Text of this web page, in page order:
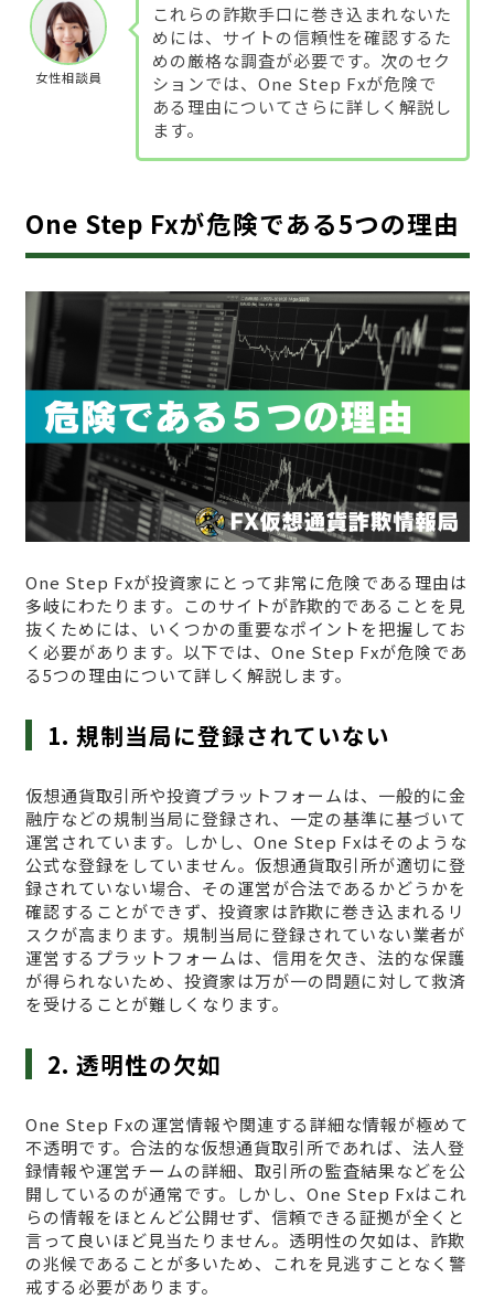
女性相談員
これらの詐欺手口に巻き込まれないた
めには、サイトの信頼性を確認するた
めの厳格な調査が必要です。次のセク
ションでは、One Step Fxが危険で
ある理由についてさらに詳しく解説し
ます。
One Step Fxが危険である5つの理由
One Step Fxが投資家にとって非常に危険である理由は
多岐にわたります。このサイトが詐欺的であることを見
抜くためには、いくつかの重要なポイントを把握してお
く必要があります。以下では、One Step Fxが危険であ
る5つの理由について詳しく解説します。
1. 規制当局に登録されていない
仮想通貨取引所や投資プラットフォームは、一般的に金
融庁などの規制当局に登録され、一定の基準に基づいて
運営されています。しかし、One Step Fxはそのような
公式な登録をしていません。仮想通貨取引所が適切に登
録されていない場合、その運営が合法であるかどうかを
確認することができず、投資家は詐欺に巻き込まれるリ
スクが高まります。規制当局に登録されていない業者が
運営するプラットフォームは、信用を欠き、法的な保護
が得られないため、投資家は万が一の問題に対して救済
を受けることが難しくなります。
2. 透明性の欠如
One Step Fxの運営情報や関連する詳細な情報が極めて
不透明です。合法的な仮想通貨取引所であれば、法人登
録情報や運営チームの詳細、取引所の監査結果などを公
開しているのが通常です。しかし、One Step Fxはこれ
らの情報をほとんど公開せず、信頼できる証拠が全くと
言って良いほど見当たりません。透明性の欠如は、詐欺
の兆候であることが多いため、これを見逃すことなく警
戒する必要があります。